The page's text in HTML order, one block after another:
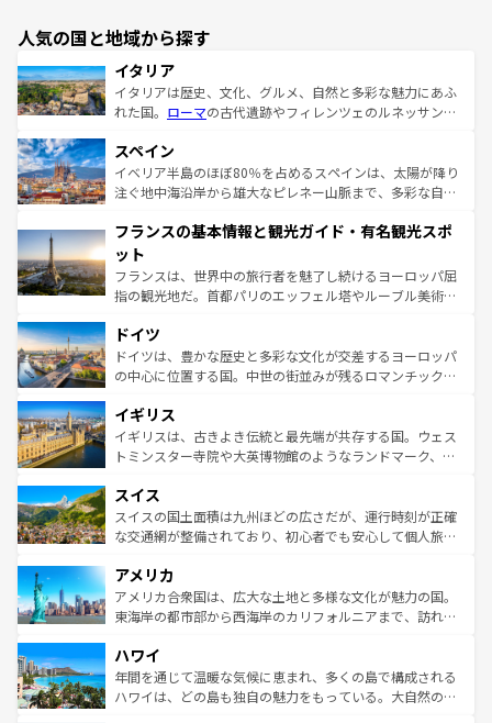
人気の国と地域から探す
イタリア
イタリアは歴史、文化、グルメ、自然と多彩な魅力にあふ
れた国。 ローマの古代遺跡やフィレンツェのルネッサンス
ろん、トスカーナの美しい田園風景やアマルフィ海岸の絶
景など、自然景観も見逃せない。観光の合間には、本場の
ピザやパスタなど、絶品のイタリア料理を堪能することも
ませてくれるイタリアで、忘れられない旅をしてみよう！
なお、新着のイタリア情報は
しい。
スペイン
イベリア半島のほぼ80％を占めるスペインは、太陽が降り
注ぐ地中海沿岸から雄大なピレネー山脈まで、多彩な自然
文化が根付くこの国では、情熱的なフラメンコ、熱気あふ
れる闘牛、そして美味しいタパスが生活の一部となってい
る。首都マドリードの洗練された雰囲気や、バルセロナの
アートに溢れた街角から、地方では古代ローマ遺跡や中世
せる。地方によって風土や気候が異なるスペインはその個
性で訪れる人を魅了する。 なお、新着のスペイン情報は コ
ンテンツ一覧を参照してほしい。
フランスの基本情報と観光ガイド・有名観光スポ
ット
フランスは、世界中の旅行者を魅了し続けるヨーロッパ屈
指の観光地だ。首都パリのエッフェル塔やルーブル美術館
で、幅広い魅力が詰まっている。華麗な宮殿、歴史的な大
聖堂、美しいビーチ、そして豊かな自然が、訪れる者を心
から魅了する。また、フランスは美食の国としても知ら
いる。シャンパンの発祥地であるランス、プロヴァンスの
香り高いラベンダー畑など、多彩な楽しみ方が可能だ。さ
らに、パリ以外の地域にも魅力が溢れており、どの街角に
れる地方に足を運ぶとそれぞれで全く異なる文化を体験で
きるだろう。 なお、新着のフランス情報はコンテンツ一覧
を参照してほしい。
ドイツ
ドイツは、豊かな歴史と多彩な文化が交差するヨーロッパ
の中心に位置する国。中世の街並みが残るロマンチック街
顔を持つこの国は、どこを歩いても飽きることがない。ベ
ルリンの文化的活気、バイエルン州のアルプスの絶景、そ
してライン川沿いのワイン畑といった風景は必見。ビール
は、お酒好きな人にはぜひ体験してほしい。 なお、新着の
ドイツ情報はコンテンツ一覧を参照してほしい。
イギリス
イギリスは、古きよき伝統と最先端が共存する国。ウェス
トミンスター寺院や大英博物館のようなランドマーク、歴
リアごとに異なる魅力がある。また、優雅なアフタヌーン
ティー、ビール好きにはたまらない英国パブ、サッカー観
戦など、本場だからこそできる体験も豊富。イギリスを旅
ンツ一覧を参照してほしい。
スイス
スイスの国土面積は九州ほどの広さだが、運行時刻が正確
な交通網が整備されており、初心者でも安心して個人旅行
の建物がそのまま残る町や、スイスならではのユニークな
博物館もあり、アルプス観光だけでなく町歩きも満喫する
ことができる。国民の所得が高いため物価も高いが、旅行
ば市内交通費無料で観光を楽しむこともできる。 なお、新
着のスイス情報はコンテンツ一覧 を参照してほしい。
アメリカ
アメリカ合衆国は、広大な土地と多様な文化が魅力の国。
東海岸の都市部から西海岸のカリフォルニアまで、訪れる
のような巨大都市は、観光、ショッピング、エンターテイ
ンメントが詰まった刺激的なスポットだ。一方、アメリカ
西部には大自然が広がり、グランドキャニオンやイエロー
ハワイ
年間を通じて温暖な気候に恵まれ、多くの島で構成される
ハワイは、どの島も独自の魅力をもっている。大自然の神